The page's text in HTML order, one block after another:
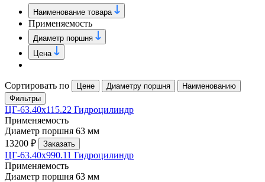
Наименование товара
Применяемость
Диаметр поршня
Цена
Сортировать по Цене Диаметру поршня
Наименованию
Фильтры
ЦГ-63.40х115.22 Гидроцилиндр
Применяемость
Диаметр поршня 63 мм
13200 ₽
Заказать
ЦГ-63.40х990.11 Гидроцилиндр
Применяемость
Диаметр поршня 63 мм